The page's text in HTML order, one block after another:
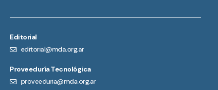
Editorial
editorial@mda.org.ar
Proveeduría Tecnológica
proveeduria@mda.org.ar